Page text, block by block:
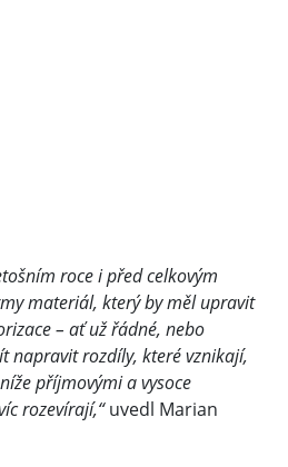
roce i před celkovým
materiál, který by měl upravit
– ať už řádné, nebo
napravit rozdíly, které vznikají,
příjmovými a vysoce
rozevírají,“uvedl Marian